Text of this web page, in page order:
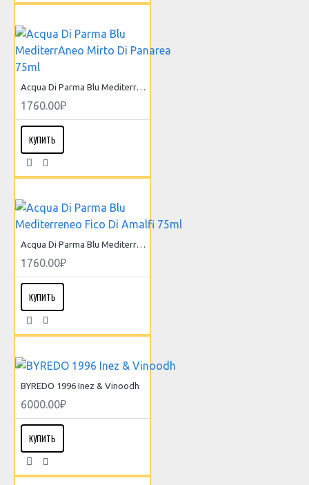
Acqua Di Parma Blu MediterrAneo Mirto Di Panarea 75ml
1760.00₽
КУПИТЬ
Acqua Di Parma Blu Mediterreneo Fico Di Amalfi 75ml
1760.00₽
КУПИТЬ
BYREDO 1996 Inez & Vinoodh
6000.00₽
КУПИТЬ